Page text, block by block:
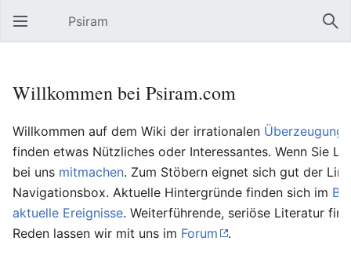
Hauptmenü öffnen Psiram
Willkommen bei Psiram.com
Willkommen auf dem Wiki der irrationalen
finden etwas Nützliches oder Interessantes. Wenn Sie
bei uns mitmachen. Zum Stöbern eignet sich gut der
Navigationsbox. Aktuelle Hintergründe finden sich im
aktuelle Ereignisse. Weiterführende, seriöse Literatur
Reden lassen wir mit uns im Forum .